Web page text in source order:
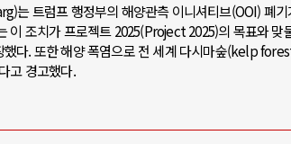
는 트럼프 행정부의 해양관측 이니셔티브(OOI) 폐
이 조치가 프로젝트 2025(Project 2025)의 목표와 맞
다. 또한 해양 폭염으로 전 세계 다시마숲(kelp
고 경고했다.
추상화: 우크라이나, 대리전의 역..
라이나 드론 협력 직후, 러시아..
크라 군사지원 2027년까지 공..
나, 덴마크, 에스토니아, 네덜란..
라, 대규모 공습 주고받아…민간 ..
호르
호르
트
하마